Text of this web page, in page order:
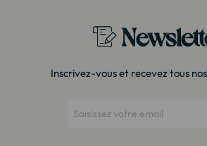
Inscrivez-vous et recevez tous